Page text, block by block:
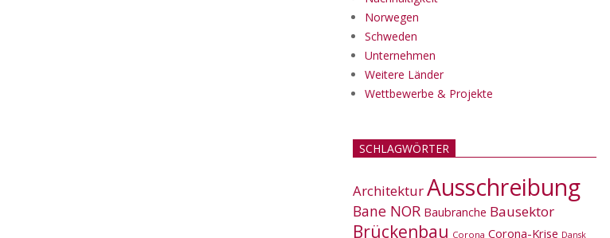
Norwegen
Schweden
Unternehmen
Weitere Länder
Wettbewerbe & Projekte
SCHLAGWÖRTER
ArchitekturAusschreibung
Bane NOR Baubranche Bausektor
Brückenbau Corona Corona-Krise Dansk